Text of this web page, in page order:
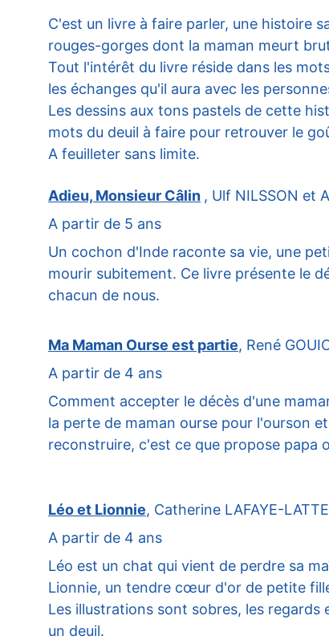
C'est un livre à faire parler, une histoire
rouges-gorges dont la maman meurt
Tout l'intérêt du livre réside dans les
les échanges qu'il aura avec les
Les dessins aux tons pastels de cette
mots du deuil à faire pour retrouver le
A feuilleter sans limite.
Adieu, Monsieur Câlin , Ulf NILSSON et
A partir de 5 ans
Un cochon d'Inde raconte sa vie, une
mourir subitement. Ce livre présente le
chacun de nous.
Ma Maman Ourse est partie, René
A partir de 4 ans
Comment accepter le décès d'une
la perte de maman ourse pour l'ourson
reconstruire, c'est ce que propose papa
Léo et Lionnie, Catherine LAFAYE-
A partir de 4 ans
Léo est un chat qui vient de perdre sa
Lionnie, un tendre cœur d'or de petite
Les illustrations sont sobres, les
un deuil.